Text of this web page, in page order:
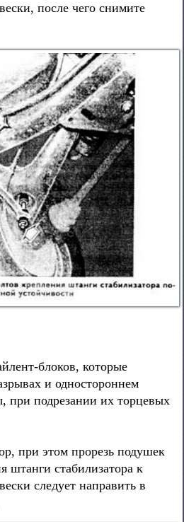
после чего снимите
блоков, которые
и одностороннем
при подрезании их торцевых
при этом прорезь подушек
штанги стабилизатора к
следует направить в